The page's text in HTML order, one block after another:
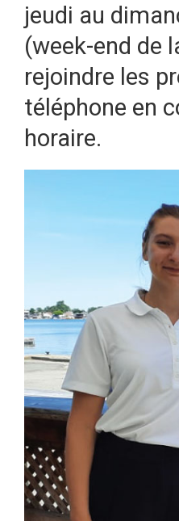
jeudi au
(week-end de
rejoindre les
téléphone en
horaire.